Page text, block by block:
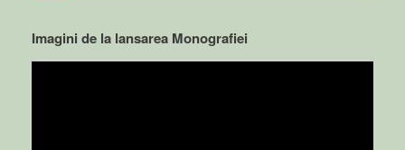
Imagini de la lansarea Monografiei